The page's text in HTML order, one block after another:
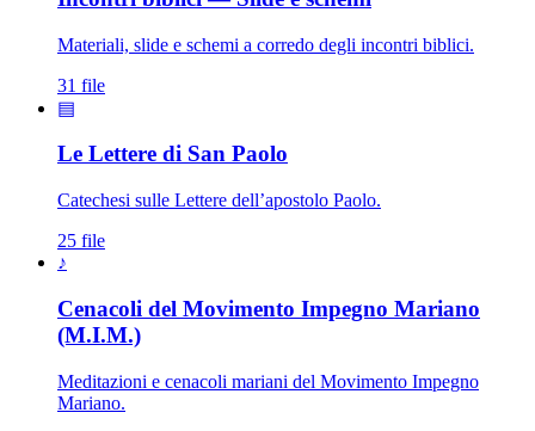
Materiali, slide e schemi a corredo degli incontri biblici.
31 file
▤
Le Lettere di San Paolo
Catechesi sulle Lettere dell’apostolo Paolo.
25 file
♪
Cenacoli del Movimento Impegno Mariano
(M.I.M.)
Meditazioni e cenacoli mariani del Movimento Impegno
Mariano.